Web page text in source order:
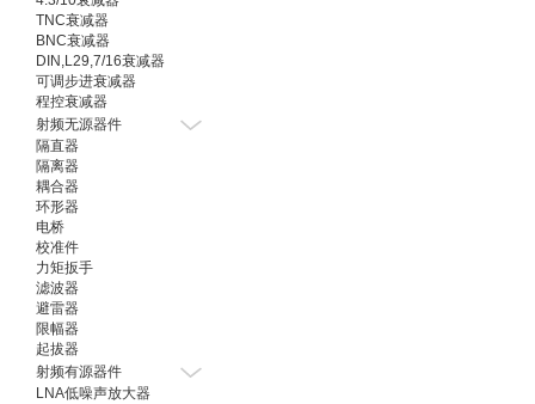
TNC衰减器
BNC衰减器
DIN,L29,7/16衰减器
可调步进衰减器
程控衰减器
射频无源器件
隔直器
隔离器
耦合器
环形器
电桥
校准件
力矩扳手
滤波器
避雷器
限幅器
起拔器
射频有源器件
LNA低噪声放大器